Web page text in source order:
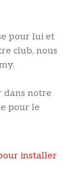
pour lui et
club, nous
dans notre
pour le
installer